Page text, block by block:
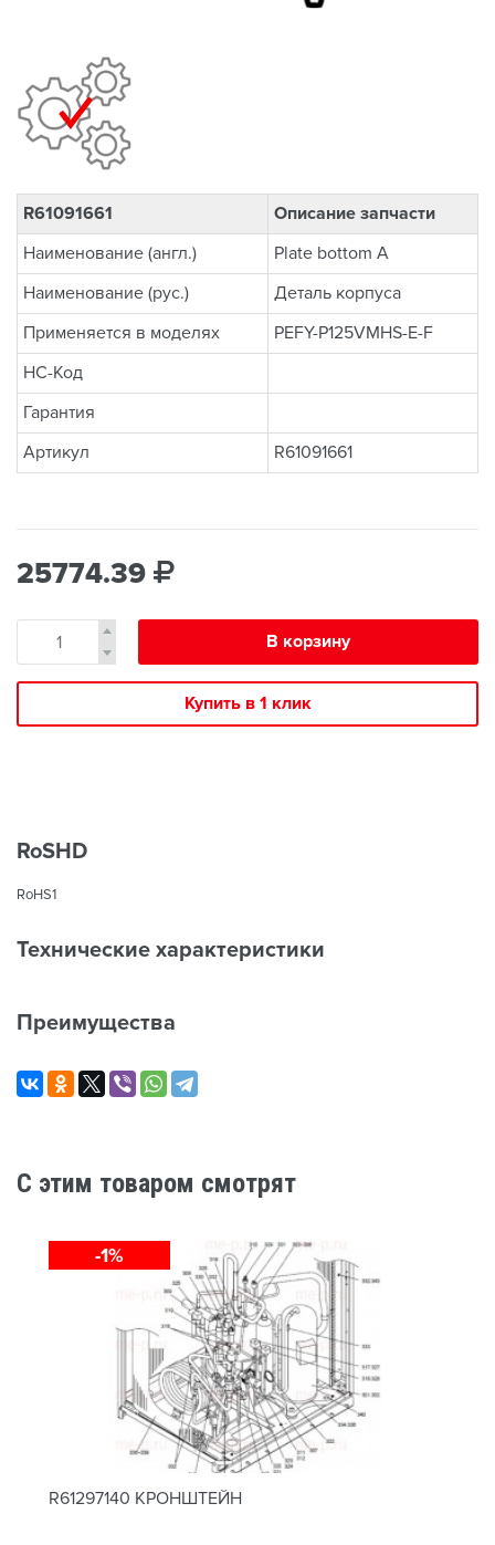
R61091661
Описание запчасти
Наименование (англ.)
Plate bottom A
Наименование (рус.)
Деталь корпуса
Применяется в моделях
PEFY-P125VMHS-E-F
НС-Код
Гарантия
Артикул
R61091661
25774.39
В корзину
Купить в 1 клик
RoSHD
RoHS1
Технические характеристики
Преимущества
C этим товаром смотрят
-1%
R61297140 КРОНШТЕЙН